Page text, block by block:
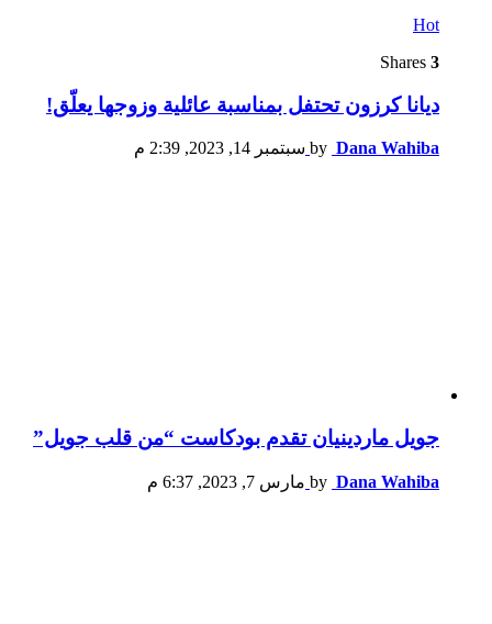
Hot
3
ديانا كرزون تحتفل بمناسبة عائلية وزوجها يعلّق!
by Dana Wahiba سبتمبر 14, 2023, 2:39 م
جويل ماردينيان تقدم بودكاست “من قلب جويل”
by Dana Wahiba مارس 7, 2023, 6:37 م